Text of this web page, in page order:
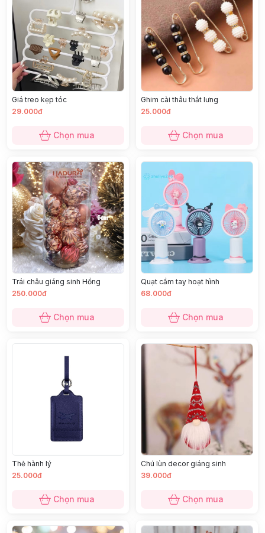
Giá treo kẹp tóc
29.000đ
Chọn mua
Ghim cài thâu thắt lưng
25.000đ
Chọn mua
Trái châu giáng sinh Hồng
250.000đ
Chọn mua
Quạt cầm tay hoạt hình
68.000đ
Chọn mua
Thẻ hành lý
25.000đ
Chọn mua
Chú lùn decor giáng sinh
39.000đ
Chọn mua